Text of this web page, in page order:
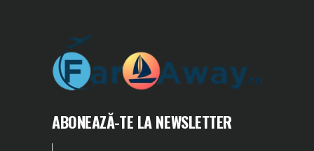
ABONEAZĂ-TE LA NEWSLETTER